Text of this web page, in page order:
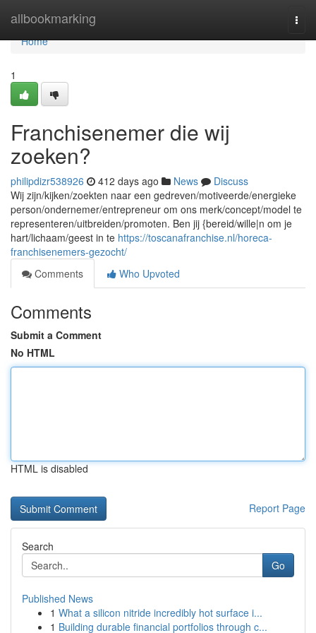
allbookmarking
Home
Home
1
Franchisenemer die wij
zoeken?
philipdizr538926 412 days ago News
Discuss
Wij zijn/kijken/zoekten naar een gedreven/motiveerde/energieke
person/ondernemer/entrepreneur om ons merk/concept/model te
representeren/uitbreiden/promoten. Ben jij {bereid/wille|n om je
hart/lichaam/geest in te https://toscanafranchise.nl/horeca-
franchisenemers-gezocht/
Comments
Who Upvoted
Comments
Submit a Comment
No HTML
HTML is disabled
Report Page
Search
Go
Published News
1 What a silicon nitride incredibly hot surface i...
1 Building durable financial portfolios through c...